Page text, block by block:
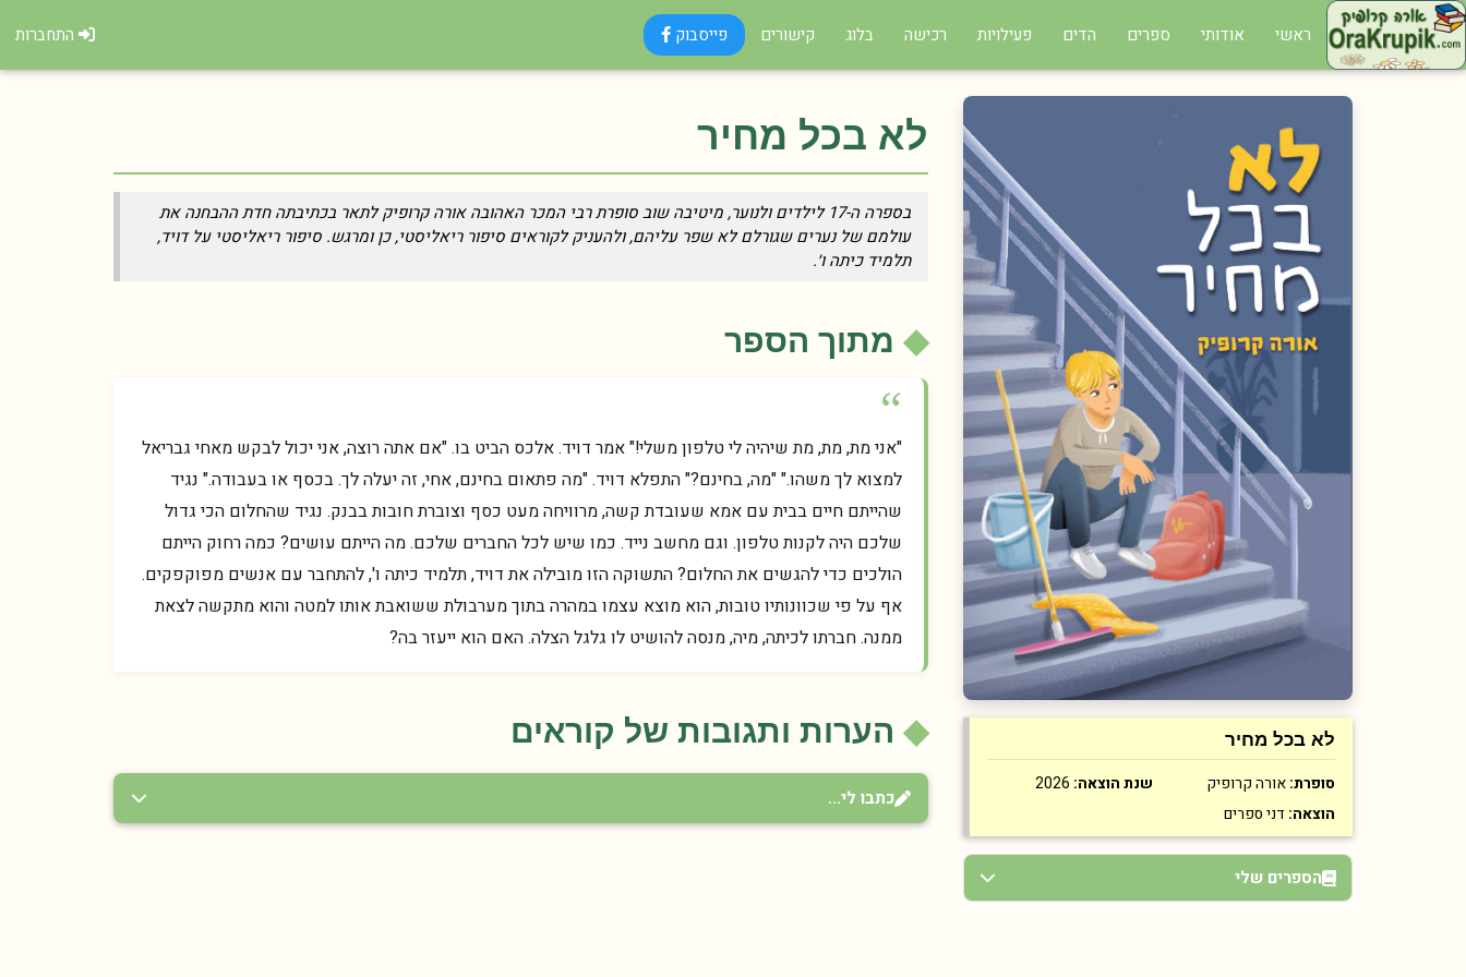
ראשי אודותי ספרים הדים פעילויות רכישה בלוג קישורים פייסבוק התחברות
לא בכל מחיר
סופרת: אורה קרופיק שנת הוצאה:
הוצאה: דני ספרים
הספרים שלי
לא בכל מחיר
בספרה ה-17 לילדים ולנוער, מיטיבה שוב סופרת רבי המכר האהובה אורה קרופיק לתאר בכתיבתה חדת ההבחנה את
עולמם של נערים שגורלם לא שפר עליהם, ולהעניק לקוראים סיפור ריאליסטי, כן ומרגש. סיפור ריאליסטי על דויד,
תלמיד כיתה ו׳.
מתוך הספר
"אני מת, מת, מת שיהיה לי טלפון משלי!" אמר דויד. אלכס הביט בו. "אם אתה רוצה, אני יכול לבקש מאחי גבריאל
למצוא לך משהו." "מה, בחינם?" התפלא דויד. "מה פתאום בחינם, אחי, זה יעלה לך. בכסף או בעבודה." נגיד
שהייתם חיים בבית עם אמא שעובדת קשה, מרוויחה מעט כסף וצוברת חובות בבנק. נגיד שהחלום הכי גדול
שלכם היה לקנות טלפון. וגם מחשב נייד. כמו שיש לכל החברים שלכם. מה הייתם עושים? כמה רחוק הייתם
הולכים כדי להגשים את החלום? התשוקה הזו מובילה את דויד, תלמיד כיתה ו', להתחבר עם אנשים מפוקפקים.
אף על פי שכוונותיו טובות, הוא מוצא עצמו במהרה בתוך מערבולת ששואבת אותו למטה והוא מתקשה לצאת
ממנה. חברתו לכיתה, מיה, מנסה להושיט לו גלגל הצלה. האם הוא ייעזר בה?
הערות ותגובות של קוראים
כתבו לי...